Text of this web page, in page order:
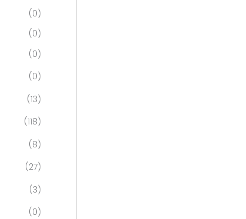
(0)
(0)
(0)
(0)
(13)
(118)
(8)
(27)
(3)
(0)